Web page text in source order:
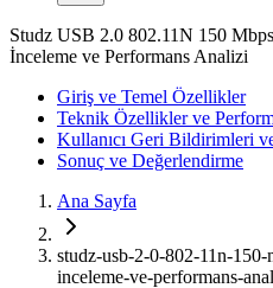
Studz USB 2.0 802.11N 150
İnceleme ve Performans Analizi
Giriş ve Temel Özellikler
Teknik Özellikler ve
Kullanıcı Geri Bildirimleri
Sonuç ve Değerlendirme
Ana Sayfa
studz-usb-2-0-802-11n-
inceleme-ve-performans-